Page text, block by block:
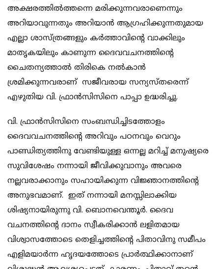
അക്ഷരത്തിൽത്തന്നെ മരിക്കുന്നവരാണെന്നും
അറിയാവുന്നതും അറിയാൻ ആഗ്രഹിക്കുന്നതുമായ
എല്ലാ ശാസ്ത്രങ്ങളും കർത്താവിന്റെ വാക്കിലും
മാതൃകയിലും കാണുന്ന ദൈവവചനത്തിന്റെ
ചൈതന്യത്താൽ തിരികെ നൽകാൻ
ശ്രമിക്കുന്നവരാണ് സജീവരായ സന്യസ്തരെന്ന്
എഴുതിയ വി. ഫ്രാൻസിസിനെ പാപ്പാ ഉദ്ധരിച്ചു.
വി. ഫ്രാൻസിസിനെ സംബന്ധിച്ചിടത്തോളം
ദൈവവചനത്തിന്റെ അറിവും പഠനവും വെറും
പാണ്ഡിത്യത്തിനു വേണ്ടിയുള്ള ഒന്നല്ല മറിച്ച് മനുഷ്യരെ
സുവിശേഷം നന്നായി ജീവിക്കുവാനും അവരെ
നല്ലവരാക്കാനും സഹായിക്കുന്ന വിജ്ഞാനത്തിന്റെ
അനുഭവമാണ്. ഇത് നന്നായി മനസ്സിലാക്കിയ
ശിഷ്യനായിരുന്നു വി. ബൊനവെന്തൂർ. ദൈവ
വചനത്തിന്റെ ദാനം സ്വീകരിക്കാൻ ലളിതമായ
വിശ്വാസത്തോടെ തെളിച്ചത്തിന്റെ പിതാവിനു സമീപം
എളിമയാർന്ന ഹൃദയത്തോടെ പ്രാർത്ഥിക്കാനാണ്